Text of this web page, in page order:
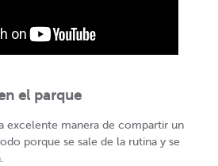
el parque
excelente manera de compartir un
porque se sale de la rutina y se